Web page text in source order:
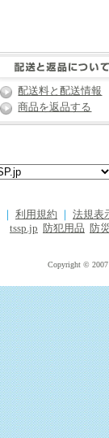
配送料と配送情報
商品を返品する
利用規約
法規表
tssp.jp
防犯用品 防
Copyright © 2007